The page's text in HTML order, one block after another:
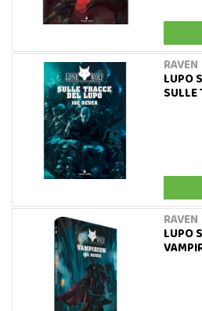
RAVEN
LUPO
SULLE
RAVEN
LUPO